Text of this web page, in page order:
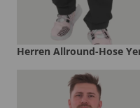
Herren Allround-Hose